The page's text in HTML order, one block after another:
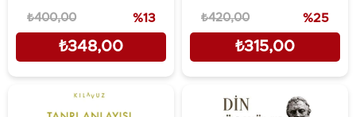
₺348,00
₺400,00 %13
₺315,00
₺420,00 %25